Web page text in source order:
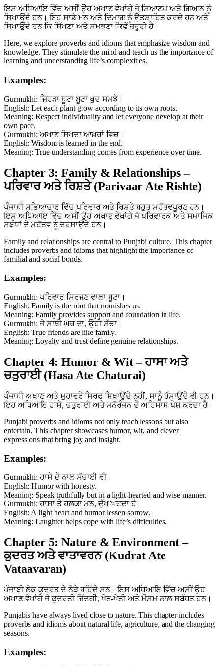
ਇਸ ਅਧਿਆਇ ਵਿੱਚ ਅਸੀਂ ਉਹ ਅਖਾਣ ਵੇਖਾਂਗੇ ਜੋ ਸਿਆਣਪ ਅਤੇ ਗਿਆਨ ਨੂੰ
ਸਿਖਾਉਂਦੇ ਹਨ। ਇਹ ਸਾਡੇ ਮਨ ਅਤੇ ਦਿਮਾਗ ਨੂੰ ਉਤਸ਼ਾਹਿਤ ਕਰਦੇ ਹਨ ਅਤੇ
ਸਿਖਾਉਂਦੇ ਹਨ ਕਿ ਸਿੱਖਣਾ ਅਤੇ ਸਮਝਣਾ ਕਿਵੇਂ ਜ਼ਰੂਰੀ ਹੈ।
Here, we explore proverbs and idioms that emphasize wisdom and
knowledge. They stimulate the mind and teach us the importance of
learning and understanding life’s complexities.
Examples:
Gurmukhi: ਜਿਹੜਾ ਬੂਟਾ ਬੂਟਾ ਖੁਦ ਸਮਝੇ।
English: Let each plant grow according to its own roots.
Meaning: Respect individuality and let everyone develop at their
own pace.
Gurmukhi: ਅਖਾਣ ਸਿਖਦਾ ਆਖ਼ਰਾਂ ਵਿਚ।
English: Wisdom is learned in the end.
Meaning: True understanding comes from experience over time.
Chapter 3: Family & Relationships –
ਪਰਿਵਾਰ ਅਤੇ ਰਿਸ਼ਤੇ (Parivaar Ate Rishte)
ਪੰਜਾਬੀ ਸਭਿਆਚਾਰ ਵਿੱਚ ਪਰਿਵਾਰ ਅਤੇ ਰਿਸ਼ਤੇ ਬਹੁਤ ਮਹੱਤਵਪੂਰਣ ਹਨ।
ਇਸ ਅਧਿਆਇ ਵਿੱਚ ਅਸੀਂ ਉਹ ਅਖਾਣ ਵੇਖਾਂਗੇ ਜੋ ਪਰਿਵਾਰਕ ਅਤੇ ਸਮਾਜਿਕ
ਸਬੰਧਾਂ ਦੇ ਮਹੱਤਵ ਨੂੰ ਦਰਸਾਉਂਦੇ ਹਨ।
Family and relationships are central to Punjabi culture. This chapter
includes proverbs and idioms that highlight the importance of
familial and social bonds.
Examples:
Gurmukhi: ਪਰਿਵਾਰ ਸਿਰਜਣ ਵਾਲਾ ਬੂਟਾ।
English: Family is the root that nourishes us.
Meaning: Family provides support and foundation in life.
Gurmukhi: ਜੋ ਸਾਥੀ ਘਰ ਦਾ, ਉਹੀ ਸੱਚਾ।
English: True friends are like family.
Meaning: Loyalty and trust define genuine relationships.
Chapter 4: Humor & Wit – ਹਾਸਾ ਅਤੇ
ਚਤੁਰਾਈ (Hasa Ate Chaturai)
ਪੰਜਾਬੀ ਅਖਾਣ ਅਤੇ ਮੁਹਾਵਰੇ ਸਿਰਫ ਸਿਖਾਉਂਦੇ ਨਹੀਂ, ਸਾਨੂੰ ਹੱਸਾਉਂਦੇ ਵੀ ਹਨ।
ਇਹ ਅਧਿਆਇ ਹਾਸੇ, ਚਤੁਰਾਈ ਅਤੇ ਮਨੋਰੰਜਨ ਦੇ ਅਹਿਸਾਸ ਪੇਸ਼ ਕਰਦਾ ਹੈ।
Punjabi proverbs and idioms not only teach lessons but also
entertain. This chapter showcases humor, wit, and clever
expressions that bring joy and insight.
Examples:
Gurmukhi: ਹਾਸੇ ਦੇ ਨਾਲ ਸੱਚਾਈ ਵੀ।
English: Humor with honesty.
Meaning: Speak truthfully but in a light-hearted and wise manner.
Gurmukhi: ਹਾਸਾ ਤੇ ਹਲਕਾ ਮਨ, ਦੁੱਖ ਘਟਦਾ ਹੈ।
English: A light heart and humor lessen sorrow.
Meaning: Laughter helps cope with life’s difficulties.
Chapter 5: Nature & Environment –
ਕੁਦਰਤ ਅਤੇ ਵਾਤਾਵਰਨ (Kudrat Ate
Vataavaran)
ਪੰਜਾਬੀ ਲੋਕ ਕੁਦਰਤ ਦੇ ਨੇੜੇ ਰਹਿੰਦੇ ਸਨ। ਇਸ ਅਧਿਆਇ ਵਿੱਚ ਅਸੀਂ ਉਹ
ਅਖਾਣ ਵੇਖਾਂਗੇ ਜੋ ਕੁਦਰਤੀ ਜਿੰਦਗੀ, ਖੇਤ-ਖੇਤੀ ਅਤੇ ਮੌਸਮ ਨਾਲ ਸਬੰਧਤ ਹਨ।
Punjabis have always lived close to nature. This chapter includes
proverbs and idioms about natural life, agriculture, and the changing
seasons.
Examples: